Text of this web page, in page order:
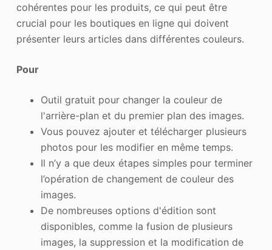
cohérentes pour les produits, ce qui peut être
crucial pour les boutiques en ligne qui doivent
présenter leurs articles dans différentes couleurs.
Pour
Outil gratuit pour changer la couleur de
l'arrière-plan et du premier plan des images.
Vous pouvez ajouter et télécharger plusieurs
photos pour les modifier en même temps.
Il n’y a que deux étapes simples pour terminer
l’opération de changement de couleur des
images.
De nombreuses options d'édition sont
disponibles, comme la fusion de plusieurs
images, la suppression et la modification de